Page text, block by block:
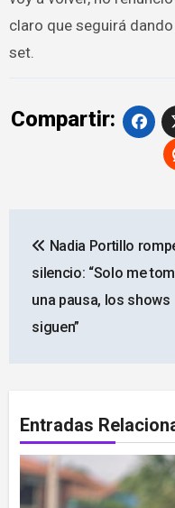
claro que seguirá
set.
Compartir:
de
entradas
Nadia Portillo
silencio: “Solo me
una pausa, los shows
siguen”
Entradas